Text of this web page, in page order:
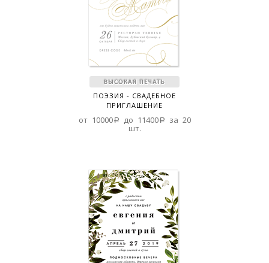
ПОЭЗИЯ - СВАДЕБНОЕ
ПРИГЛАШЕНИЕ
от 10000a до 11400a за 20
шт.